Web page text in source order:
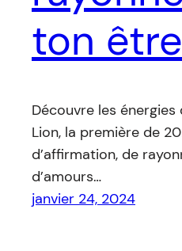
ton être
Découvre les
Lion, la première de
d’affirmation, de
d’amours…
janvier 24, 2024